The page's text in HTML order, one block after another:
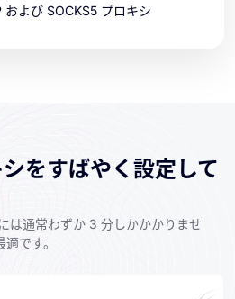
よび SOCKS5 プロキシ
をすばやく設定して
は通常わずか 3 分しかかかりませ
です。